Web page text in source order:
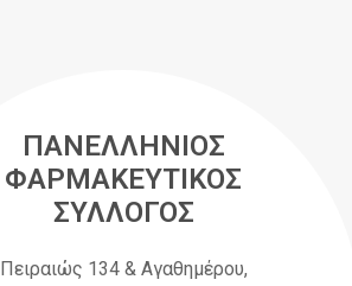
ΠΑΝΕΛΛΗΝΙΟΣ
ΦΑΡΜΑΚΕΥΤΙΚΟΣ
ΣΥΛΛΟΓΟΣ
Πειραιώς 134 & Αγαθημέρου,